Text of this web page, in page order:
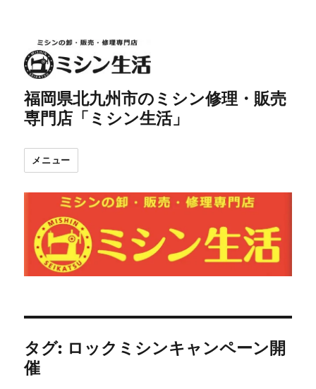
福岡県北九州市のミシン修理・販売
専門店「ミシン生活」
メニュー
タグ: ロックミシンキャンペーン開
催